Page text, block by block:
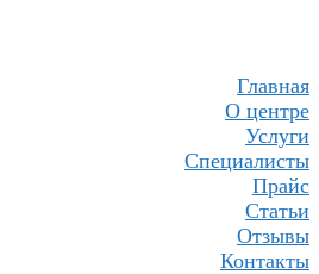
Главная
О центре
Услуги
Специалисты
Прайс
Статьи
Отзывы
Контакты